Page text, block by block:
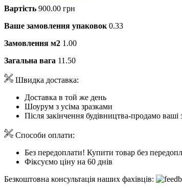
Вартість 900.00 грн
Ваше замовлення упаковок 0.33
Замовлення м2 1.00
Загальна вага 11.50
Швидка доставка:
Доставка в той же день
Шоурум з усіма зразками
Після закінчення будівництва-продамо
Способи оплати:
Без передоплати! Купити товар без
Фіксуємо ціну на 60 днів
Безкоштовна консультація наших фахівців: